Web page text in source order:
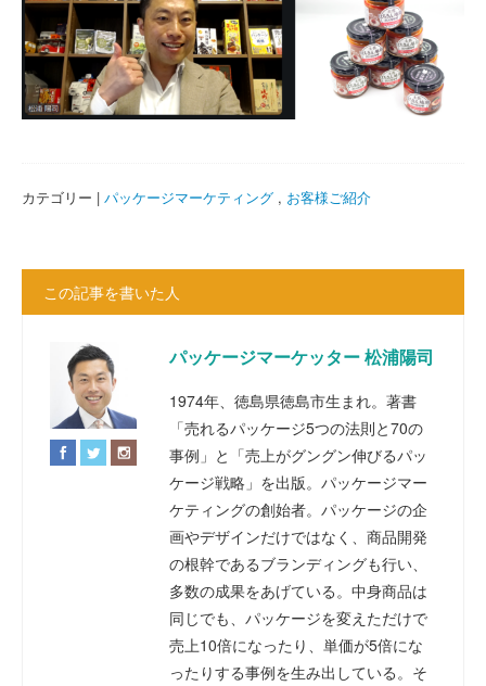
カテゴリー | パッケージマーケティング , お客様ご紹介
この記事を書いた人
パッケージマーケッター 松浦陽司
1974年、徳島県徳島市生まれ。著書
「売れるパッケージ5つの法則と70の
事例」と「売上がグングン伸びるパッ
ケージ戦略」を出版。パッケージマー
ケティングの創始者。パッケージの企
画やデザインだけではなく、商品開発
の根幹であるブランディングも行い、
多数の成果をあげている。中身商品は
同じでも、パッケージを変えただけで
売上10倍になったり、単価が5倍にな
ったりする事例を生み出している。そ